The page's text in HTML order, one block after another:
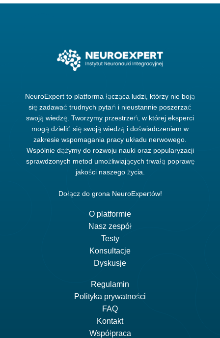
NeuroExpert to platforma łącząca ludzi, którzy nie boją
się zadawać trudnych pytań i nieustannie poszerzać
swoją wiedzę. Tworzymy przestrzeń, w której eksperci
mogą dzielić się swoją wiedzą i doświadczeniem w
zakresie wspomagania pracy układu nerwowego.
Wspólnie dążymy do rozwoju nauki oraz popularyzacji
sprawdzonych metod umożliwiających trwałą poprawę
jakości naszego życia.
Dołącz do grona NeuroExpertów!
O platformie
Nasz zespół
Testy
Konsultacje
Dyskusje
Regulamin
Polityka prywatności
FAQ
Kontakt
Współpraca